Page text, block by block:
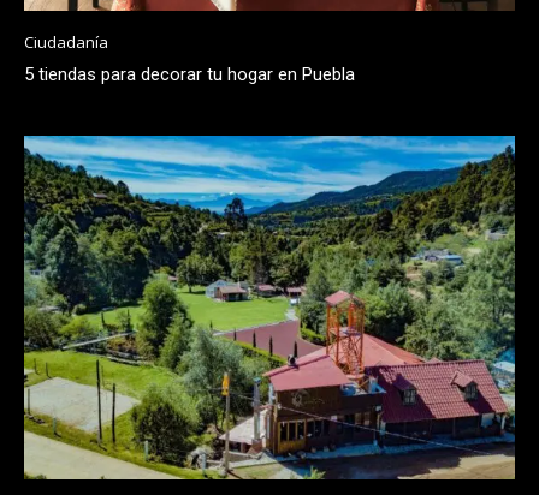
Ciudadanía
5 tiendas para decorar tu hogar en Puebla